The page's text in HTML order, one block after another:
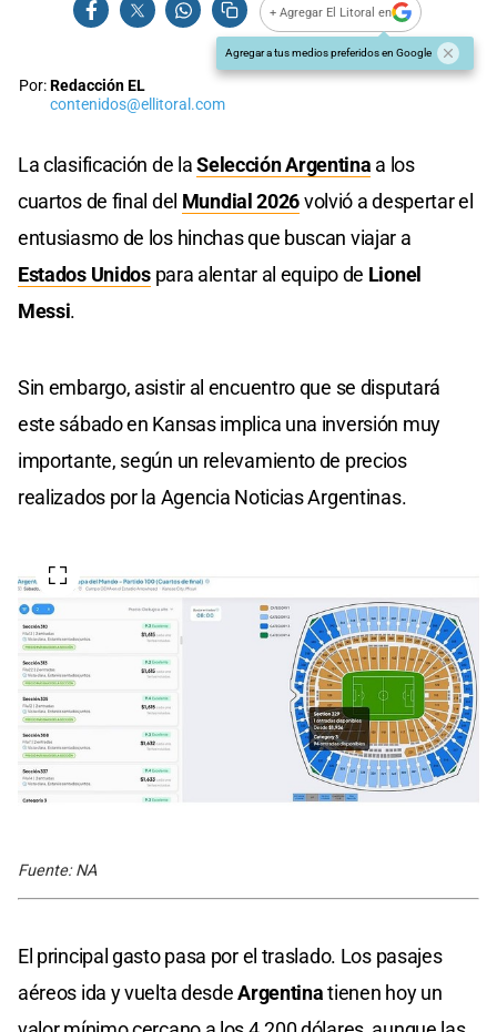
+ Agregar El Litoral en
Agregar a tus medios preferidos en Google
Por:Redacción EL
contenidos@ellitoral.com
La clasificación de laSelección Argentina a los
cuartos de final del Mundial 2026volvió a despertar el
entusiasmo de los hinchas que buscan viajar a
Estados Unidospara alentar al equipo de Lionel
Messi.
Sin embargo, asistir al encuentro que se disputará
este sábado en Kansas implica una inversión muy
importante, según un relevamiento de precios
realizados por la Agencia Noticias Argentinas.
Fuente: NA
El principal gasto pasa por el traslado. Los pasajes
aéreos ida y vuelta desdeArgentinatienen hoy un